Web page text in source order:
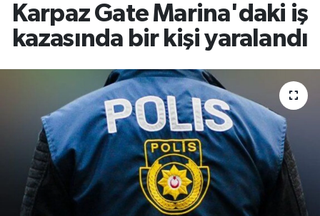
Karpaz Gate Marina'daki iş
kazasında bir kişi yaralandı
Son Dakika Haberleri